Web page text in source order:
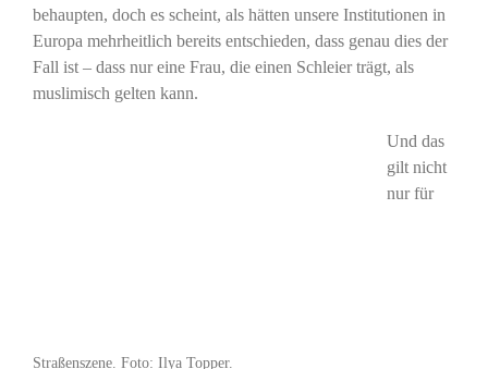
behaupten, doch es scheint, als hätten unsere Institutionen in
Europa mehrheitlich bereits entschieden, dass genau dies der
Fall ist – dass nur eine Frau, die einen Schleier trägt, als
muslimisch gelten kann.
Straßenszene. Foto: Ilya Topper.
Und das
gilt nicht
nur für